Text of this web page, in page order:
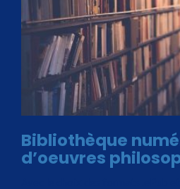
Bibliothèque
d’oeuvres